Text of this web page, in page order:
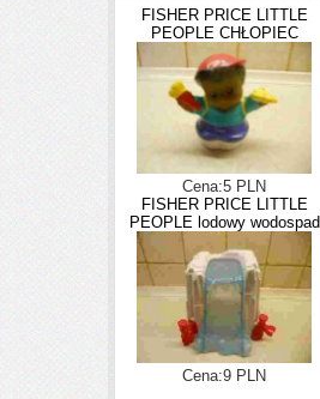
FISHER PRICE LITTLE
PEOPLE CHŁOPIEC
Cena:5 PLN
FISHER PRICE LITTLE
PEOPLE lodowy wodospad
Cena:9 PLN